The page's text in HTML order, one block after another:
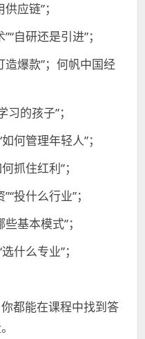
应链”；
自研还是引进”；
造爆款”；何帆中国经
的孩子”；
何管理年轻人”；
抓住红利”；
投什么行业”；
基本模式”；
什么专业”；
都能在课程中找到答